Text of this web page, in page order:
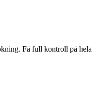
Få full kontroll på hela